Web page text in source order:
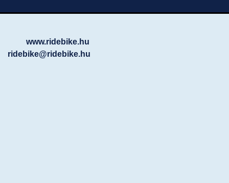
www.ridebike.hu
ridebike@ridebike.hu